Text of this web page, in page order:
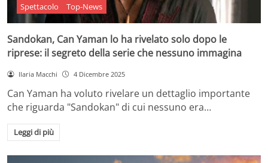
Spettacolo Top-News
Sandokan, Can Yaman lo ha rivelato solo dopo le
riprese: il segreto della serie che nessuno immagina
Ilaria Macchi 4 Dicembre 2025
Can Yaman ha voluto rivelare un dettaglio importante
che riguarda "Sandokan" di cui nessuno era…
Leggi di più